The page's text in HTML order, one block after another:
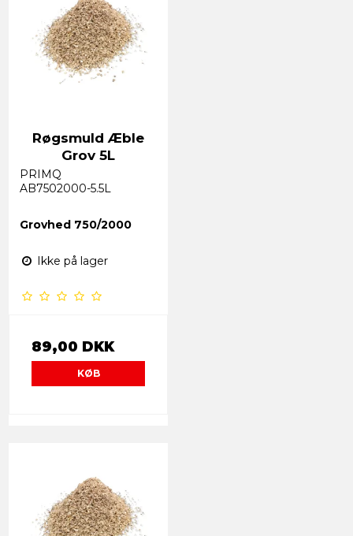
Røgsmuld Æble
Grov 5L
PRIMQ
AB7502000-5.5L
Grovhed 750/2000
Ikke på lager
89,00 DKK
KØB